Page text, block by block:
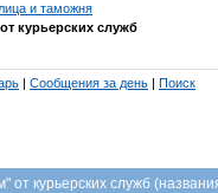
и таможня
курьерских служб
| Сообщения за день | Поиск
курьерских служб